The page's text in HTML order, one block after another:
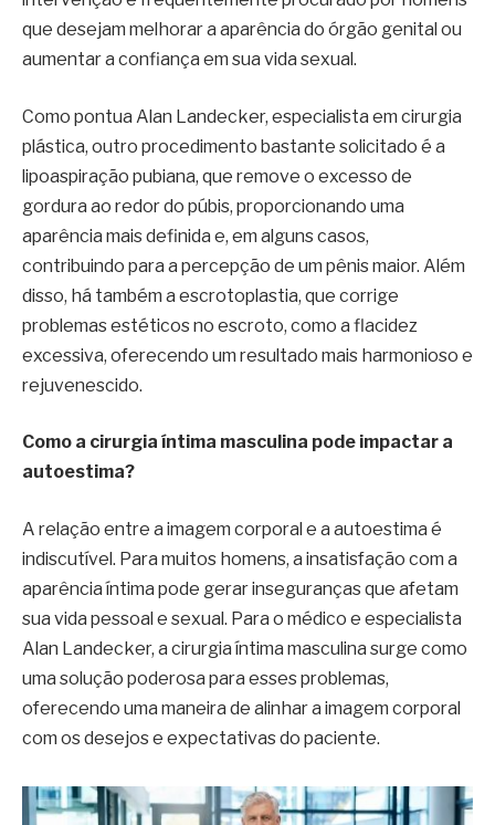
que desejam melhorar a aparência do órgão genital ou
aumentar a confiança em sua vida sexual.
Como pontua Alan Landecker, especialista em cirurgia
plástica, outro procedimento bastante solicitado é a
lipoaspiração pubiana, que remove o excesso de
gordura ao redor do púbis, proporcionando uma
aparência mais definida e, em alguns casos,
contribuindo para a percepção de um pênis maior. Além
disso, há também a escrotoplastia, que corrige
problemas estéticos no escroto, como a flacidez
excessiva, oferecendo um resultado mais harmonioso e
rejuvenescido.
Como a cirurgia íntima masculina pode impactar a
autoestima?
A relação entre a imagem corporal e a autoestima é
indiscutível. Para muitos homens, a insatisfação com a
aparência íntima pode gerar inseguranças que afetam
sua vida pessoal e sexual. Para o médico e especialista
Alan Landecker, a cirurgia íntima masculina surge como
uma solução poderosa para esses problemas,
oferecendo uma maneira de alinhar a imagem corporal
com os desejos e expectativas do paciente.